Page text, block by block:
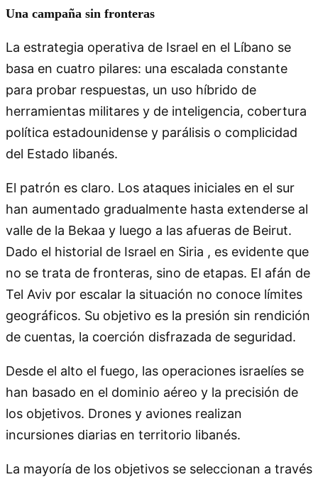
Una campaña sin fronteras
La estrategia operativa de Israel en el Líbano se
basa en cuatro pilares: una escalada constante
para probar respuestas, un uso híbrido de
herramientas militares y de inteligencia, cobertura
política estadounidense y parálisis o complicidad
del Estado libanés.
El patrón es claro. Los ataques iniciales en el sur
han aumentado gradualmente hasta extenderse al
valle de la Bekaa y luego a las afueras de Beirut.
Dado el historial de Israel en Siria , es evidente que
no se trata de fronteras, sino de etapas. El afán de
Tel Aviv por escalar la situación no conoce límites
geográficos. Su objetivo es la presión sin rendición
de cuentas, la coerción disfrazada de seguridad.
Desde el alto el fuego, las operaciones israelíes se
han basado en el dominio aéreo y la precisión de
los objetivos. Drones y aviones realizan
incursiones diarias en territorio libanés.
La mayoría de los objetivos se seleccionan a través